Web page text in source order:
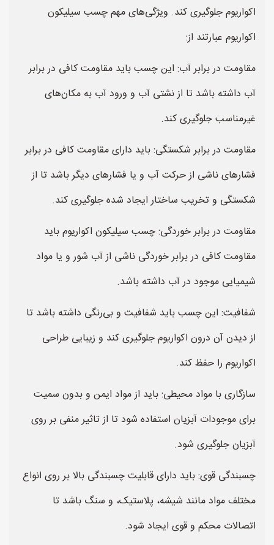
اکواریوم جلوگیری کند. ویژگی‌های مهم چسب سیلیکون
اکواریوم عبارتند از:
مقاومت در برابر آب: این چسب باید مقاومت کافی در برابر
آب داشته باشد تا از نشتی آب و ورود آب به مکان‌های
غیرمناسب جلوگیری کند.
مقاومت در برابر شکستگی: باید دارای مقاومت کافی در برابر
فشارهای ناشی از حرکت آب و یا فشارهای دیگر باشد تا از
شکستگی و تخریب ساختار ایجاد شده جلوگیری کند.
مقاومت در برابر خوردگی: چسب سیلیکون اکواریوم باید
مقاومت کافی در برابر خوردگی ناشی از آب شور و یا مواد
شیمیایی موجود در آب داشته باشد.
شفافیت: این چسب باید شفافیت و بی‌رنگی داشته باشد تا
از دیدن آن درون اکواریوم جلوگیری کند و زیبایی طراحی
اکواریوم را حفظ کند.
سازگاری با مواد محیطی: باید از مواد ایمن و بدون سمیت
برای موجودات آبزیان استفاده شود تا از تاثیر منفی بر روی
آبزیان جلوگیری شود.
چسبندگی قوی: باید دارای قابلیت چسبندگی بالا بر روی انواع
مختلف مواد مانند شیشه، پلاستیک، و سنگ باشد تا
اتصالات محکم و قوی ایجاد شود.